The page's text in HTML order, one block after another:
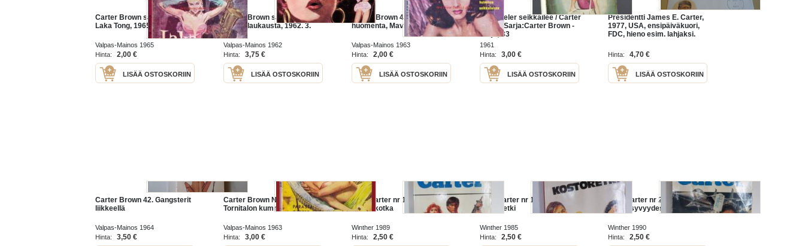
Carter Brown sarja N:o 60 -
Laka Tong, 1965.
Valpas-Mainos 1965
Hinta:
2,00 €
LISÄÄ OSTOSKORIIN
Carter Brown sarja N:o 1 -
Kolme laukausta, 1962. 3.
painos
Valpas-Mainos 1962
Hinta:
3,75 €
LISÄÄ OSTOSKORIIN
Carter Brown 41. Hyvää
huomenta, Mavis!
Valpas-Mainos 1963
Hinta:
2,00 €
LISÄÄ OSTOSKORIIN
Al Wheeler seikkailee / Carter
Brown.Sarja:Carter Brown -
sarja; 33
1961
Hinta:
3,00 €
LISÄÄ OSTOSKORIIN
Presidentti James E. Carter,
1977, USA, ensipäiväkuori,
FDC, hieno esim. lahjaksi.
mm. noin 1 500 erilaista
amerikkalaista
Hinta: 4,70 €
LISÄÄ OSTOSKORIIN
Carter Brown 42. Gangsterit
liikkeellä
Valpas-Mainos 1964
Hinta:
3,50 €
Carter Brown N:o 39
Tornitalon kummitus
Valpas-Mainos 1963
Hinta:
3,00 €
Nick Carter nr 194 - Peitenimi
Korppikotka
Winther 1989
Hinta:
2,50 €
Nick Carter nr 170 -
Kostoretki
Winther 1985
Hinta:
2,50 €
Nick Carter nr 213 - Surma
vaanii syvyydessä
Winther 1990
Hinta:
2,50 €